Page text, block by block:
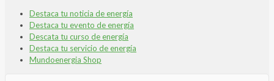
Destaca tu noticia de energía
Destaca tu evento de energía
Descata tu curso de energía
Destaca tu servicio de energía
Mundoenergia Shop